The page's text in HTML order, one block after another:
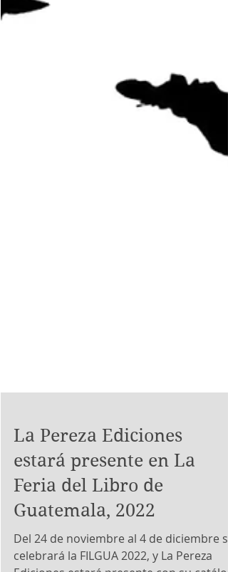
La Pereza Ediciones
estará presente en La
Feria del Libro de
Guatemala, 2022